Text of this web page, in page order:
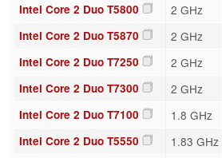
Intel Core 2 Duo T5800 2 GHz
Intel Core 2 Duo T5870 2 GHz
Intel Core 2 Duo T7250 2 GHz
Intel Core 2 Duo T7300 2 GHz
Intel Core 2 Duo T7100 1.8 GHz
Intel Core 2 Duo T5550 1.83 GHz